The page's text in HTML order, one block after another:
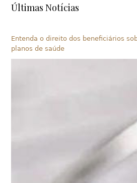
Últimas Notícias
Entenda o direito dos beneficiários
planos de saúde